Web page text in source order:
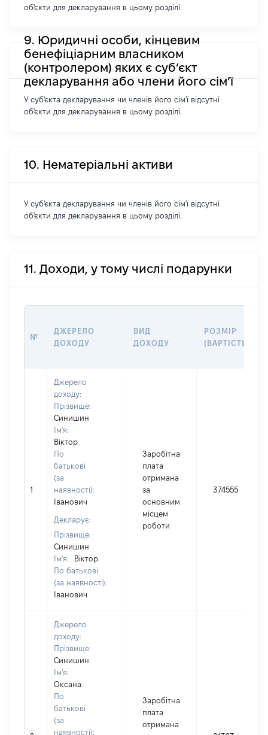
об'єкти для декларування в цьому розділі.
9. Юридичні особи, кінцевим
бенефіціарним власником
(контролером) яких є суб’єкт
декларування або члени його сім’ї
У суб'єкта декларування чи членів його сім'ї відсутні
об'єкти для декларування в цьому розділі.
10. Нематеріальні активи
У суб'єкта декларування чи членів його сім'ї відсутні
об'єкти для декларування в цьому розділі.
11. Доходи, у тому числі подарунки
№
ДЖЕРЕЛО
ДОХОДУ
ВИД
ДОХОДУ
РОЗМІР
(ВАРТІСТЬ)
1
Джерело
доходу:
Прізвище:
Синишин
Ім'я:
Віктор
По
батькові
(за
наявності):
Іванович
Декларує:
Прізвище:
Синишин
Ім'я:
Віктор
По батькові
(за наявності):
Іванович
Заробітна
плата
отримана
за
основним
місцем
роботи
374555
Джерело
доходу:
Прізвище:
Синишин
Ім'я:
Оксана
По
батькові
(за
наявності):
Заробітна
плата
отримана